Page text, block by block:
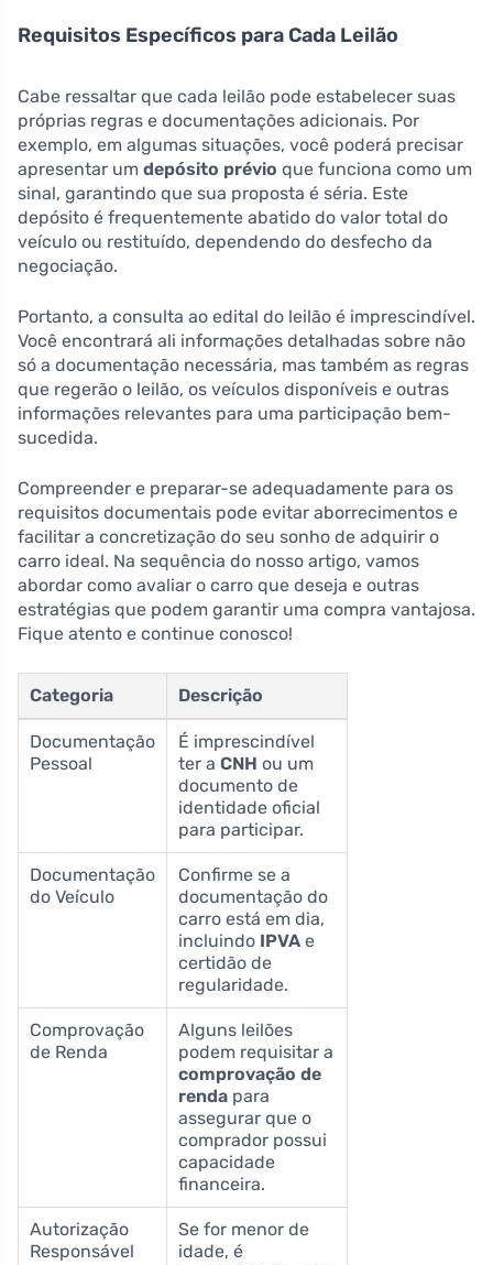
Requisitos Específicos para Cada Leilão
Cabe ressaltar que cada leilão pode estabelecer suas
próprias regras e documentações adicionais. Por
exemplo, em algumas situações, você poderá precisar
apresentar um depósito prévio que funciona como um
sinal, garantindo que sua proposta é séria. Este
depósito é frequentemente abatido do valor total do
veículo ou restituído, dependendo do desfecho da
negociação.
Portanto, a consulta ao edital do leilão é imprescindível.
Você encontrará ali informações detalhadas sobre não
só a documentação necessária, mas também as regras
que regerão o leilão, os veículos disponíveis e outras
informações relevantes para uma participação bem-
sucedida.
Compreender e preparar-se adequadamente para os
requisitos documentais pode evitar aborrecimentos e
facilitar a concretização do seu sonho de adquirir o
carro ideal. Na sequência do nosso artigo, vamos
abordar como avaliar o carro que deseja e outras
estratégias que podem garantir uma compra vantajosa.
Fique atento e continue conosco!
Categoria Descrição
Documentação
Pessoal
É imprescindível
ter a CNH ou um
documento de
identidade oficial
para participar.
Documentação
do Veículo
Confirme se a
documentação do
carro está em dia,
incluindo IPVA e
certidão de
regularidade.
Comprovação
de Renda
Alguns leilões
podem requisitar a
comprovação de
renda para
assegurar que o
comprador possui
capacidade
financeira.
Autorização
Responsável
Se for menor de
idade, é